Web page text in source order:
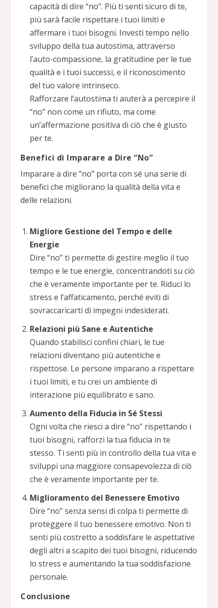
capacità di dire “no”. Più ti senti sicuro di te,
più sarà facile rispettare i tuoi limiti e
affermare i tuoi bisogni. Investi tempo nello
sviluppo della tua autostima, attraverso
l’auto-compassione, la gratitudine per le tue
qualità e i tuoi successi, e il riconoscimento
del tuo valore intrinseco.
Rafforzare l’autostima ti aiuterà a percepire il
“no” non come un rifiuto, ma come
un’affermazione positiva di ciò che è giusto
per te.
Benefici di Imparare a Dire “No”
Imparare a dire “no” porta con sé una serie di
benefici che migliorano la qualità della vita e
delle relazioni.
Migliore Gestione del Tempo e delle
Energie
Dire “no” ti permette di gestire meglio il tuo
tempo e le tue energie, concentrandoti su ciò
che è veramente importante per te. Riduci lo
stress e l’affaticamento, perché eviti di
sovraccaricarti di impegni indesiderati.
Relazioni più Sane e Autentiche
Quando stabilisci confini chiari, le tue
relazioni diventano più autentiche e
rispettose. Le persone imparano a rispettare
i tuoi limiti, e tu crei un ambiente di
interazione più equilibrato e sano.
Aumento della Fiducia in Sé Stessi
Ogni volta che riesci a dire “no” rispettando i
tuoi bisogni, rafforzi la tua fiducia in te
stesso. Ti senti più in controllo della tua vita e
sviluppi una maggiore consapevolezza di ciò
che è veramente importante per te.
Miglioramento del Benessere Emotivo
Dire “no” senza sensi di colpa ti permette di
proteggere il tuo benessere emotivo. Non ti
senti più costretto a soddisfare le aspettative
degli altri a scapito dei tuoi bisogni, riducendo
lo stress e aumentando la tua soddisfazione
personale.
Conclusione